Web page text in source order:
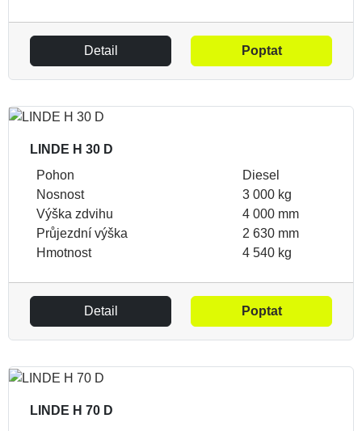
Detail Poptat
LINDE H 30 D
Pohon
Diesel
Nosnost
3 000 kg
Výška zdvihu
4 000 mm
Průjezdní výška
2 630 mm
Hmotnost
4 540 kg
Detail Poptat
LINDE H 70 D